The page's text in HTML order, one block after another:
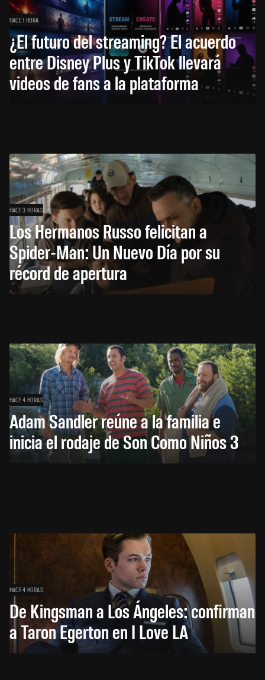
HACE 1 HORA
¿El futuro del streaming? El acuerdo
entre Disney Plus y TikTok llevará
videos de fans a la plataforma
HACE 3 HORAS
Los Hermanos Russo felicitan a
Spider-Man: Un Nuevo Día por su
récord de apertura
HACE 4 HORAS
Adam Sandler reúne a la familia e
inicia el rodaje de Son Como Niños 3
HACE 4 HORAS
De Kingsman a Los Ángeles: confirman
a Taron Egerton en I Love LA